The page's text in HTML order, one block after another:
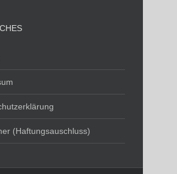
(Haftungsauschluss)